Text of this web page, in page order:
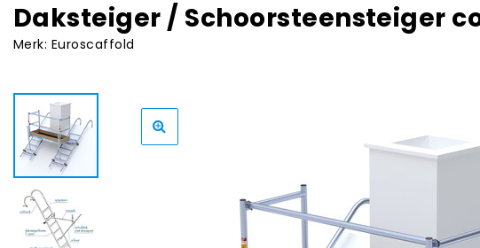
Daksteiger / Schoorsteensteiger
Merk: Euroscaffold